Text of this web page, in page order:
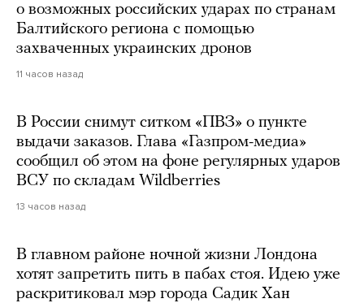
о возможных российских ударах по странам
Балтийского региона с помощью
захваченных украинских дронов
11 часов назад
В России снимут ситком «ПВЗ» о пункте
выдачи заказов. Глава «Газпром-медиа»
сообщил об этом на фоне регулярных ударов
ВСУ по складам Wildberries
13 часов назад
В главном районе ночной жизни Лондона
хотят запретить пить в пабах стоя. Идею уже
раскритиковал мэр города Садик Хан